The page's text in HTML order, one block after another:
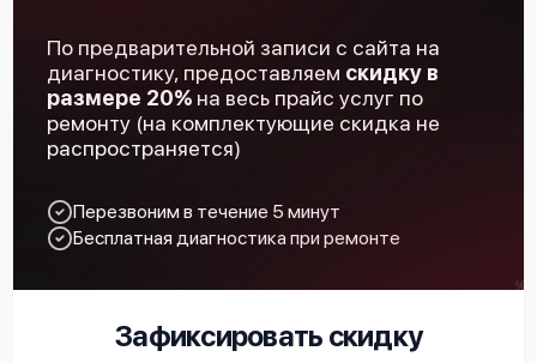
Cisco ISR4431/K9
По предварительной записи с сайта на
диагностику, предоставляем скидку в
размере 20% на весь прайс услуг по
ремонту (на комплектующие скидка не
распространяется)
Перезвоним в течение 5 минут
Бесплатная диагностика при ремонте
Зафиксировать скидку